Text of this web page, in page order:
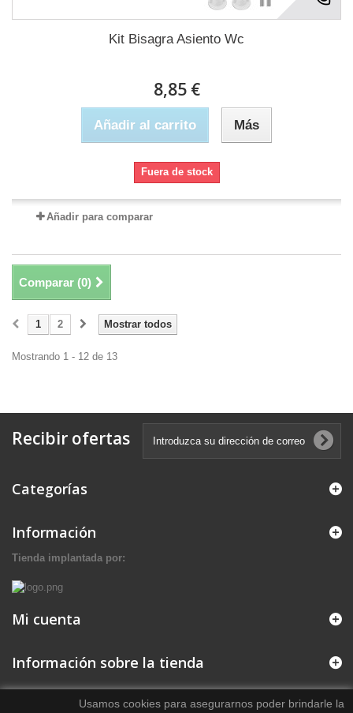
Kit Bisagra Asiento Wc
8,85 €
Añadir al carrito Más
Fuera de stock
Añadir para comparar
Comparar (0)
Mostrar todos
1 2
Mostrando 1 - 12 de 13
Recibir ofertas
Categorías
Información
Tienda implantada por:
Mi cuenta
Información sobre la tienda
Usamos cookies para asegurarnos poder brindarle la